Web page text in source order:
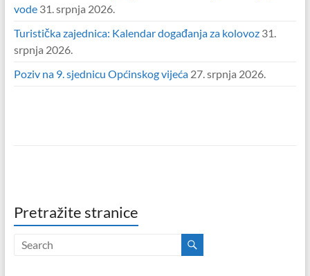
vode 31. srpnja 2026.
Turistička zajednica: Kalendar događanja za kolovoz 31.
srpnja 2026.
Poziv na 9. sjednicu Općinskog vijeća 27. srpnja 2026.
Pretražite stranice